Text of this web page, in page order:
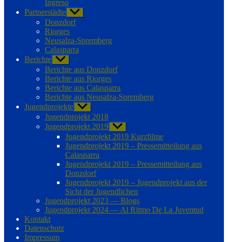
Ingreso
Partnerstädte Untermenü
anzeigen
Donzdorf
Riorges
Neusalza-Spremberg
Calasparra
Berichte Untermenü
anzeigen
Berichte aus Donzdorf
Berichte aus Riorges
Berichte aus Calasparra
Berichte aus Neusalza-Spremberg
Jugendprojekte Untermenü
anzeigen
Jugendprojekt 2018
Jugendprojekt 2019 Untermenü
anzeigen
Jugendprojekt 2019 Kurzfilme
Jugendprojekt 2019 – Pressemitteilung aus
Calasparra
Jugendprojekt 2019 – Pressemitteilung aus
Donzdorf
Jugendprojekt 2019 – Jugendprojekt aus der
Sicht der Jugendlichen
Jugendprojekt 2023 — Blogs
Jugendprojekt 2024 — Al Ritmo De La Juventud
Kontakt
Datenschutz
Impressum